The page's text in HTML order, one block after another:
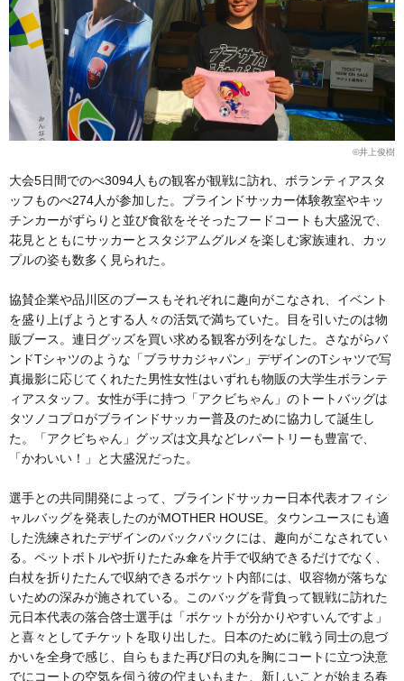
©井上俊樹
大会5日間でのべ3094人もの観客が観戦に訪れ、ボランティアスタ
ッフものべ274人が参加した。ブラインドサッカー体験教室やキッ
チンカーがずらりと並び食欲をそそったフードコートも大盛況で、
花見とともにサッカーとスタジアムグルメを楽しむ家族連れ、カッ
プルの姿も数多く見られた。
協賛企業や品川区のブースもそれぞれに趣向がこなされ、イベント
を盛り上げようとする人々の活気で満ちていた。目を引いたのは物
販ブース。連日グッズを買い求める観客が列をなした。さながらバ
ンドTシャツのような「ブラサカジャパン」デザインのTシャツで写
真撮影に応じてくれたた男性女性はいずれも物販の大学生ボランテ
ィアスタッフ。女性が手に持つ「アクビちゃん」のトートバッグは
タツノコプロがブラインドサッカー普及のために協力して誕生し
た。「アクビちゃん」グッズは文具などレパートリーも豊富で、
「かわいい！」と大盛況だった。
選手との共同開発によって、ブラインドサッカー日本代表オフィシ
ャルバッグを発表したのがMOTHER HOUSE。タウンユースにも適
した洗練されたデザインのバックパックには、趣向がこなされてい
る。ペットボトルや折りたたみ傘を片手で収納できるだけでなく、
白杖を折りたたんで収納できるポケット内部には、収容物が落ちな
いための深みが施されている。このバッグを背負って観戦に訪れた
元日本代表の落合啓士選手は「ポケットが分かりやすいんですよ」
と喜々としてチケットを取り出した。日本のために戦う同士の息づ
かいを全身で感じ、自らもまた再び日の丸を胸にコートに立つ決意
でにコートの空気を伺う彼の佇まいもまた、新しいことが始まる春